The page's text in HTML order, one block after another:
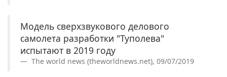
Модель сверхзвукового делового
самолета разработки "Туполева"
испытают в 2019 году
The world news (theworldnews.net), 09/07/2019